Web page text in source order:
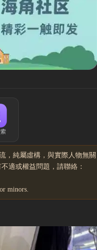
純屬虛構，與實際人物無關
適或權益問題，請聯絡：
minors.